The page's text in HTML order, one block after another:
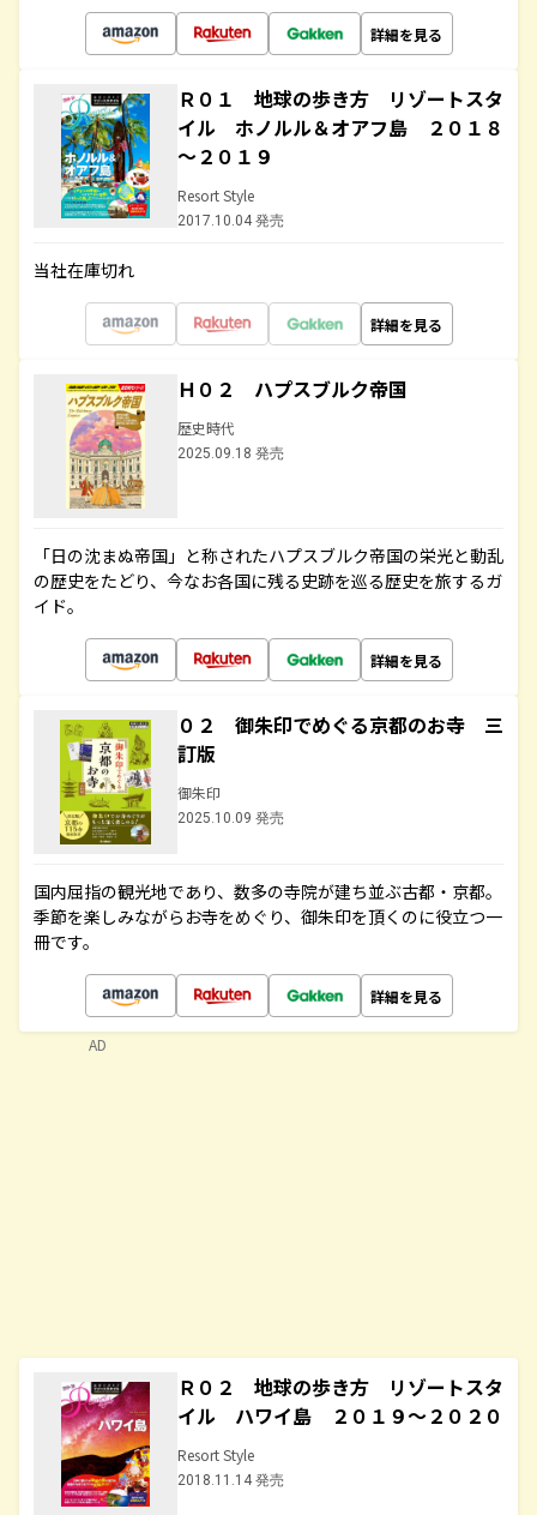
詳細を見る
Ｒ０１ 地球の歩き方 リゾートスタ
イル ホノルル＆オアフ島 ２０１８
～２０１９
Resort Style
2017.10.04 発売
当社在庫切れ
詳細を見る
Ｈ０２ ハプスブルク帝国
歴史時代
2025.09.18 発売
「日の沈まぬ帝国」と称されたハプスブルク帝国の栄光と動乱
の歴史をたどり、今なお各国に残る史跡を巡る歴史を旅するガ
イド。
詳細を見る
０２ 御朱印でめぐる京都のお寺 三
訂版
御朱印
2025.10.09 発売
国内屈指の観光地であり、数多の寺院が建ち並ぶ古都・京都。
季節を楽しみながらお寺をめぐり、御朱印を頂くのに役立つ一
冊です。
詳細を見る
Ｒ０２ 地球の歩き方 リゾートスタ
イル ハワイ島 ２０１９～２０２０
Resort Style
2018.11.14 発売
AD